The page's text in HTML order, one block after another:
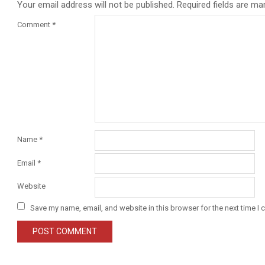
Your email address will not be published. Required fields are
Comment *
Name *
Email *
Website
Save my name, email, and website in this browser for the next time I